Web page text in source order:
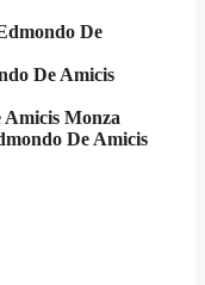
De
De Amicis
Monza
De Amicis